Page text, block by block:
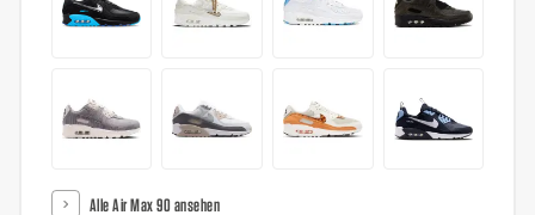
Alle Air Max 90 ansehen